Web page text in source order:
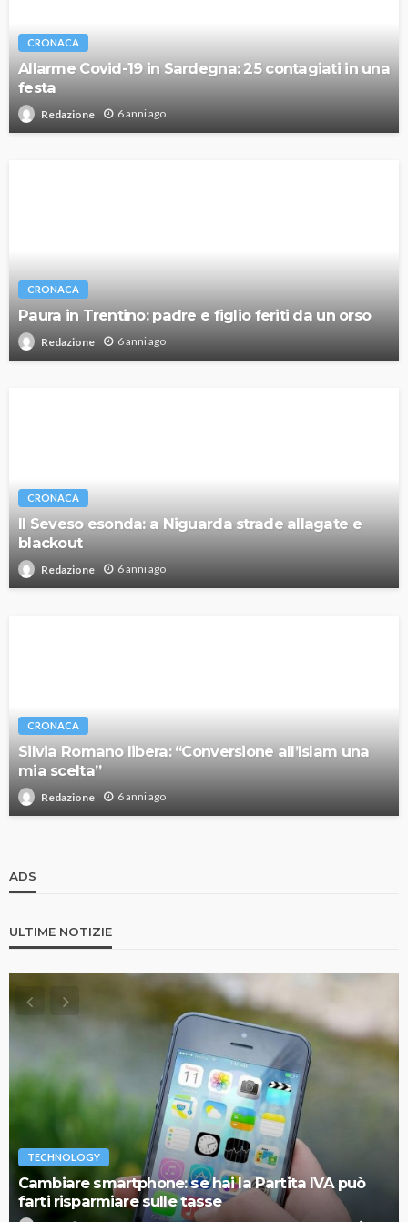
CRONACA
Allarme Covid-19 in Sardegna: 25 contagiati in una
festa
Redazione 6 anni ago
CRONACA
Paura in Trentino: padre e figlio feriti da un orso
Redazione 6 anni ago
CRONACA
Il Seveso esonda: a Niguarda strade allagate e
blackout
Redazione 6 anni ago
CRONACA
Silvia Romano libera: “Conversione all’Islam una
mia scelta”
Redazione 6 anni ago
ADS
ULTIME NOTIZIE
TECHNOLOGY
Cambiare smartphone: se hai la Partita IVA può
farti risparmiare sulle tasse